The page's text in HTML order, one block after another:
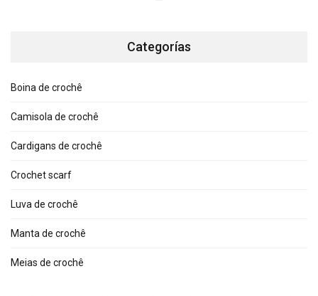
Categorías
Boina de crochê
Camisola de crochê
Cardigans de crochê
Crochet scarf
Luva de crochê
Manta de crochê
Meias de crochê